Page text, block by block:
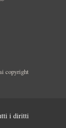
copyright
i diritti